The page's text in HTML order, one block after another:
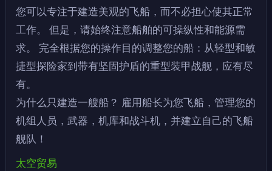
您可以专注于建造美观的飞船，而不必担心使其正常
工作。 但是，请始终注意船舶的可操纵性和能源需
求。 完全根据您的操作目的调整您的船：从轻型和敏
捷型探险家到带有坚固护盾的重型装甲战舰，应有尽
有。
为什么只建造一艘船？ 雇用船长为您飞船，管理您的
机组人员，武器，机库和战斗机，并建立自己的飞船
舰队！
太空贸易